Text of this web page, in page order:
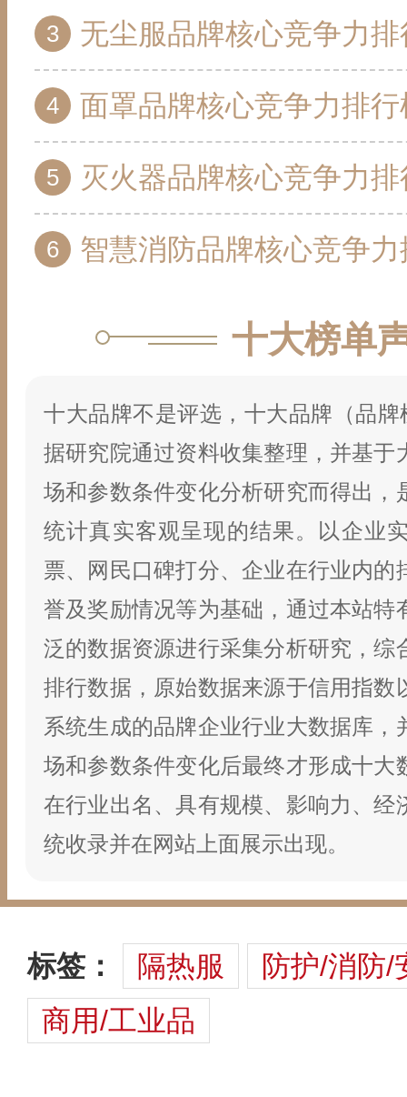
无尘服品牌核心竞争力排行榜 10个值
面罩品牌核心竞争力排行榜 10个
灭火器品牌核心竞争力排行榜 10个值
智慧消防品牌核心竞争力排行榜 10个值
十大榜单
十大品牌不是评选，十大品牌（品
据研究院通过资料收集整理，并基于
场和参数条件变化分析研究而得出，
统计真实客观呈现的结果。以企业
票、网民口碑打分、企业在行业内的
誉及奖励情况等为基础，通过本站特
泛的数据资源进行采集分析研究，综
排行数据，原始数据来源于信用指数
系统生成的品牌企业行业大数据库，
场和参数条件变化后最终才形成十大
在行业出名、具有规模、影响力、经
统收录并在网站上面展示出现。
标签： 隔热服
防护/消防/
商用/工业品